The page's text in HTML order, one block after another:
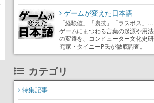
ゲームが変えた日本語
「経験値」「裏技」「ラスボス」…
ゲームにまつわる言葉の起源や用法
の変遷を、コンピューター文化史研
究家・タイニーP氏が徹底調査。
カテゴリ
特集記事